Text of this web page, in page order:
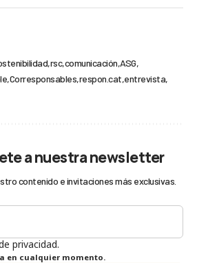
rsc comunicación ASG
Corresponsables respon.cat entrevista
a nuestra newsletter
contenido e invitaciones más exclusivas.
privacidad.
en cualquier momento.